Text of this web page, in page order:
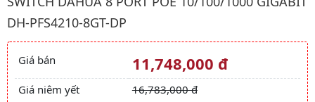
DH-PFS4210-8GT-DP
Giá và khuyến mãi
Giá bán 11,748,000 đ
Giá niêm yết 16,783,000 đ